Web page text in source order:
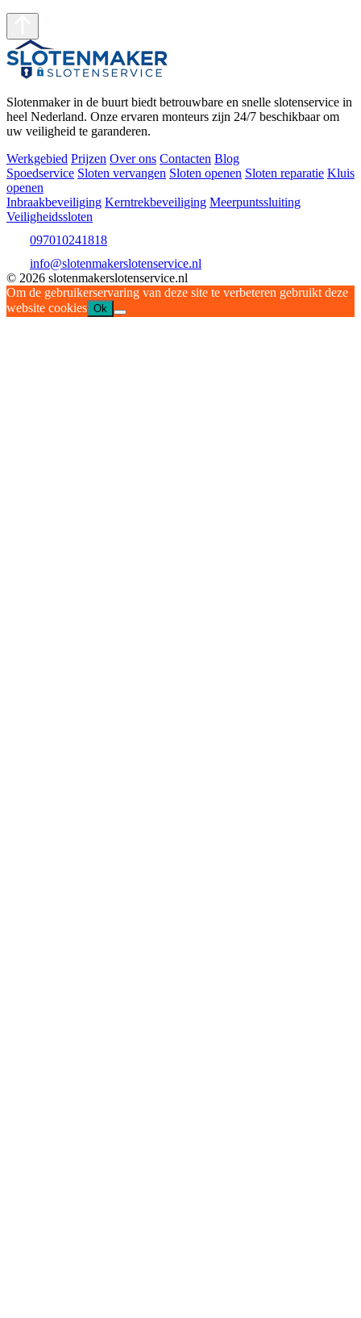
Slotenmaker in de buurt biedt betrouwbare en snelle slotenservice in
heel Nederland. Onze ervaren monteurs zijn 24/7 beschikbaar om
uw veiligheid te garanderen.
Werkgebied Prijzen Over ons Contacten Blog
Spoedservice Sloten vervangen Sloten openen Sloten reparatie Kluis
openen
Inbraakbeveiliging Kerntrekbeveiliging Meerpuntssluiting
Veiligheidssloten
097010241818
info@slotenmakerslotenservice.nl
© 2026 slotenmakerslotenservice.nl
Om de gebruikerservaring van deze site te verbeteren gebruikt deze
website cookies Ok